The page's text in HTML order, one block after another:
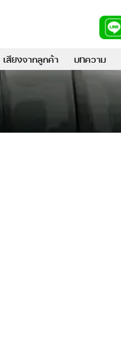
เสียงจากลูกค้า บทความ